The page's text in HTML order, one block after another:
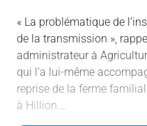
« La problématique de
de la transmission »,
administrateur à
qui l’a lui-même
reprise de la ferme
à Hillion.…